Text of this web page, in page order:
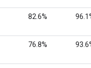
82.6%
76.8%